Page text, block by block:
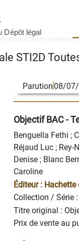
Parution 08/
Objectif BAC -
Benguella Fethi ;
Réjaud Luc; Rey-
Denise; Blanc
Caroline
Éditeur : Hachette
Collection / Série :
Titre original :
Prix de vente au